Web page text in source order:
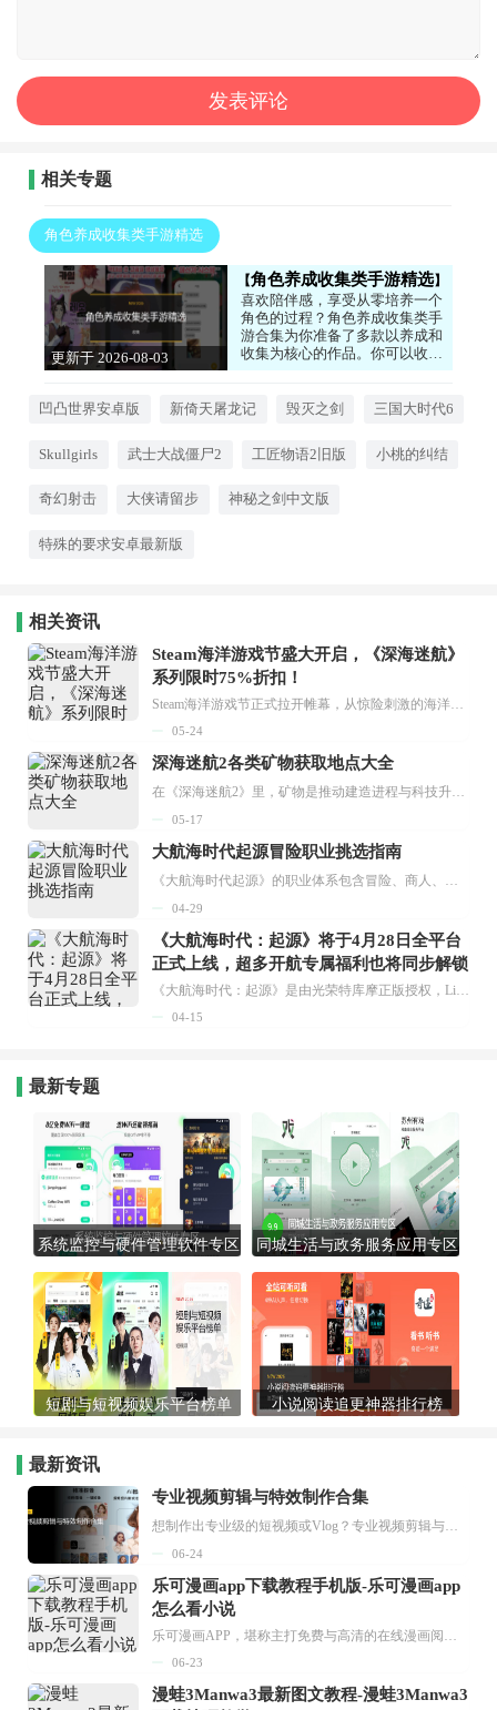
相关专题
角色养成收集类手游精选
更新于 2026-08-03
角色养成收集类手游精选
喜欢陪伴感，享受从零培养一个
角色的过程？角色养成收集类手
游合集为你准备了多款以养成和
收集为核心的作品。你可以收养
可爱的猫咪，与兽耳少年少女建
组建队伍。游戏的重点在于日常
无可替代。画风精美，剧情温
体验的玩家。
凹凸世界安卓版 新倚天屠龙记 毁灭之剑 三国大时代6
Skullgirls 武士大战僵尸2 工匠物语2旧版 小桃的纠结
奇幻射击 大侠请留步 神秘之剑中文版
特殊的要求安卓最新版
相关资讯
Steam海洋游戏节盛大开启，《深海迷航》
系列限时75%折扣！
Steam海洋游戏节正式拉开帷幕，从惊险刺激的海洋探索、与鲨鱼的近距离邂逅、充满传奇色彩的海盗冒险，到规模各异的海战对决，甚至还有紧张的水底射击玩法和海边旅游小镇的悠闲日常。无论你偏爱热血的冒险游戏、治愈的放松游戏，还是两者风格兼具的作品，都能在这里找到享受超值折扣的机会。...
05-24
深海迷航2各类矿物获取地点大全
在《深海迷航2》里，矿物是推动建造进程与科技升级的关键资源，各类矿物散落于不同区域，要是前期探索路线规划不当，很容易耗费大量时间。接下来，小编就为大家整理了深海迷航2中各类矿物的获取地点，希望能给各位玩家提供帮助。...
05-17
大航海时代起源冒险职业挑选指南
《大航海时代起源》的职业体系包含冒险、商人、军人三条核心路径，不同职业影响着玩家在航海过程中的发展方向与成长效率。挑选适配的职业，是前期体验与后期强度的关键所在。接下来，小编将为大家分享《大航海时代起源》冒险职业的选择指南，希望能给各位带来帮助。...
04-29
《大航海时代：起源》将于4月28日全平台
正式上线，超多开航专属福利也将同步解锁
《大航海时代：起源》是由光荣特库摩正版授权，LineGames与Motif联合开发的作品。游戏以16世纪大航海时代为背景，运用虚幻4引擎呈现出电影级的画质效果，PC端还支持4K分辨率，能够细腻地还原海面光影的动态变化以及港口的独特风貌。国服由盛趣游戏代理发行，并于4月28日在全平台正式上线。值得一提的是，国服版本对新手引导系统进行了特别强化，同时还同步加载了海量的开航福利，帮助提督们更快地融入这个充满无限可能的航海世界。...
04-15
最新专题
系统监控与硬件管理软件专区 同城生活与政务服务应用专区
短剧与短视频娱乐平台榜单 小说阅读追更神器排行榜
最新资讯
专业视频剪辑与特效制作合集
06-24
乐可漫画app下载教程手机版-乐可漫画app
怎么看小说
乐可漫画APP，堪称主打免费与高清的在线漫画阅读神器。其官方版提供海量完整版漫画资源，无论是国内漫画，还是日漫、韩漫、台漫、美漫等国外漫画，应有尽有，随时供你阅读。只需轻点一下，便能直接进入阅读界面。不仅如此，乐可漫画最新版本更新速度极快，在这里，你总能抢先看到全网一手漫画章节内容！...
06-23
漫蛙3Manwa3最新图文教程-漫蛙3Manwa3